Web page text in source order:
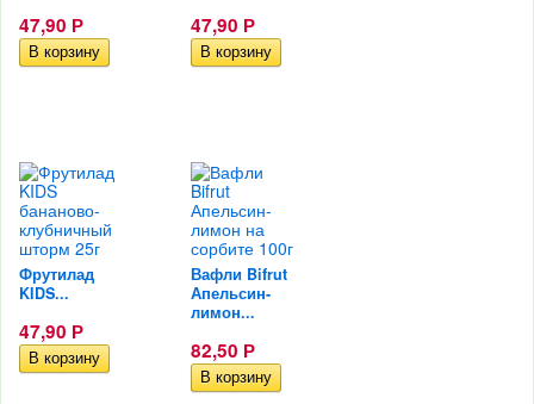
47,90 Р 47,90 Р
Фрутилад
KIDS...
47,90 Р
Вафли Bifrut
Апельсин-
лимон...
82,50 Р